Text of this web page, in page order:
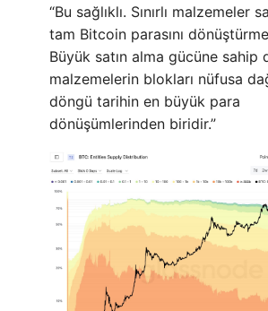
“Bu sağlıklı. Sınırlı malzemeler
tam Bitcoin parasını
Büyük satın alma gücüne sahip
malzemelerin blokları nüfusa
döngü tarihin en büyük para
dönüşümlerinden biridir.”